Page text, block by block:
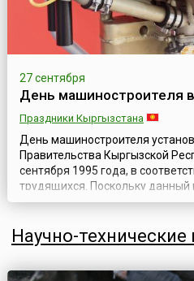
27 сентября
День машиностроителя
Праздники Кыргызстана
День машиностроителя
Правительства Кыргызской
сентября 1995 года, в
трудящихся. Поскольку данный
последнее воскресенье
в себя такие подотрасли как:
промышленность, химическое
Научно-технические